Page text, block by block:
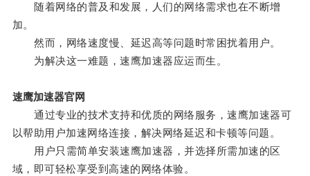
随着网络的普及和发展，人们的网络需求也在不断增
加。
然而，网络速度慢、延迟高等问题时常困扰着用户。
为解决这一难题，速鹰加速器应运而生。
速鹰加速器官网
通过专业的技术支持和优质的网络服务，速鹰加速器可
以帮助用户加速网络连接，解决网络延迟和卡顿等问题。
用户只需简单安装速鹰加速器，并选择所需加速的区
域，即可轻松享受到高速的网络体验。